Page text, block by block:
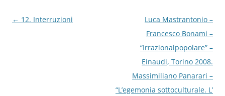
Navigazione
← 12. Interruzioni
Luca Mastrantonio –
Francesco Bonami –
“Irrazionalpopolare” –
Einaudi, Torino 2008.
Massimiliano Panarari –
“L’egemonia sottoculturale. L’